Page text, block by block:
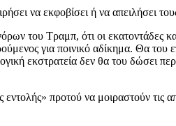
να εκφοβίσει ή να απειλήσει
του Τραμπ, ότι οι εκατοντάδες
για ποινικό αδίκημα. Θα
εκστρατεία δεν θα του δώσει
προτού να μοιραστούν